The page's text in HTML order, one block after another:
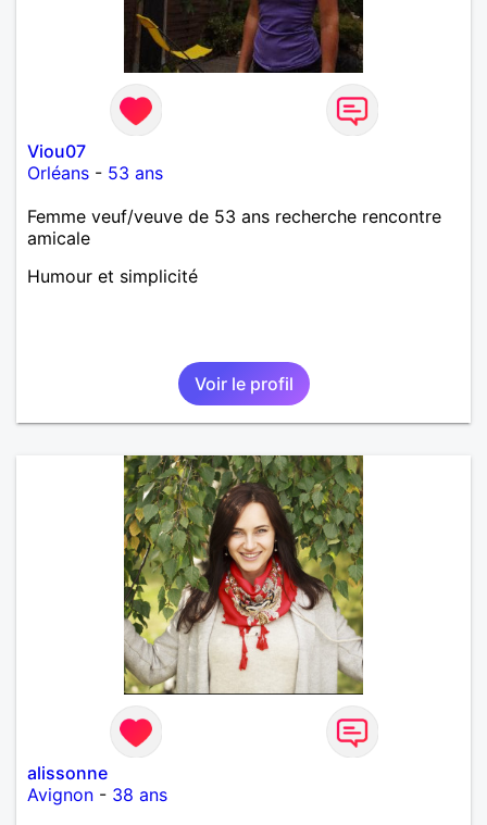
Viou07
Orléans - 53 ans
Femme veuf/veuve de 53 ans recherche rencontre
amicale
Humour et simplicité
Voir le profil
alissonne
Avignon - 38 ans